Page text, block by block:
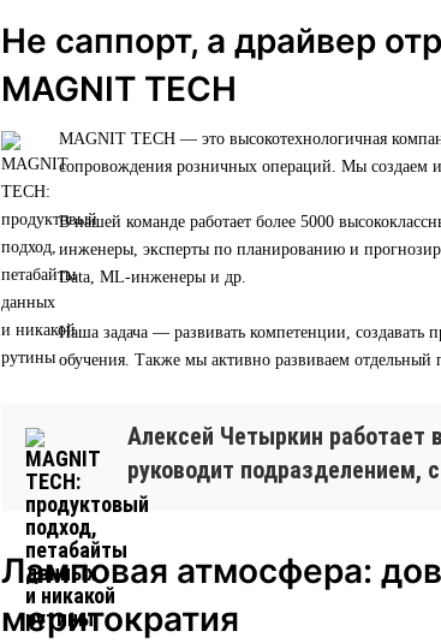
Не саппорт, а драйвер
MAGNIT TECH
MAGNIT TECH — это высокотехнологичная
сопровождения розничных операций. Мы создаем
В нашей команде работает более 5000
инженеры, эксперты по планированию и
Data, ML-инженеры и др.
Наша задача — развивать компетенции, создавать
обучения. Также мы активно развиваем отдельный
Алексей Четыркин работает
руководит подразделением,
Ламповая атмосфера:
меритократия